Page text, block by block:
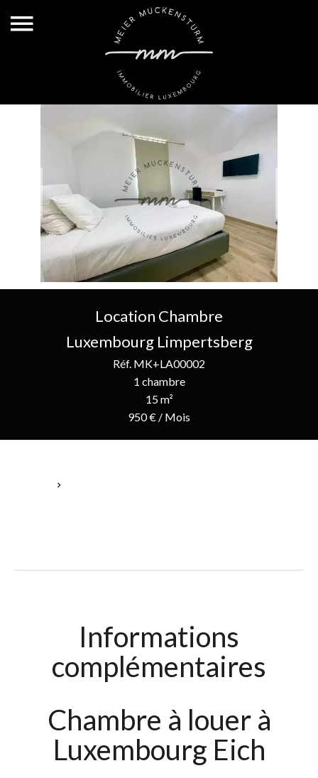
Location Chambre
Luxembourg Limpertsberg
Réf. MK+LA00002
1 chambre
15 m²
950 € / Mois
Informations
complémentaires
Chambre à louer à
Luxembourg Eich